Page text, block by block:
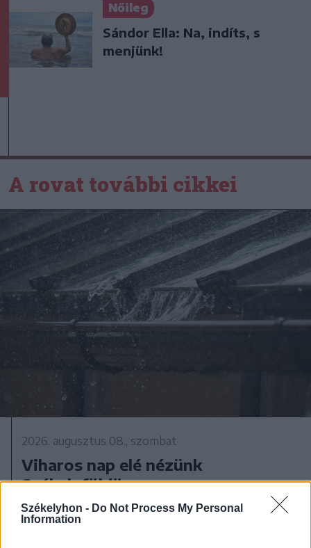
Székelyhon - Do Not Process My Personal
Information
Nőileg
Sándor Ella: Na, indíts, s
menjünk!
A rovat további cikkei
2026. augusztus 08., szombat
Viharos nap elé nézünk
Székelyföldön